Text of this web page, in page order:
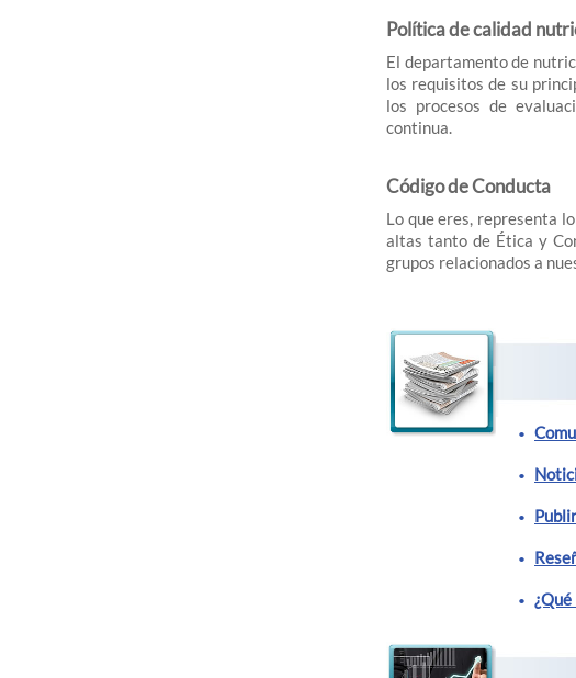
Política de calidad
El departamento de
los requisitos de su
los procesos de
continua.
Código de Conducta
Lo que eres, representa
altas tanto de Ética y
grupos relacionados a
¿Qué